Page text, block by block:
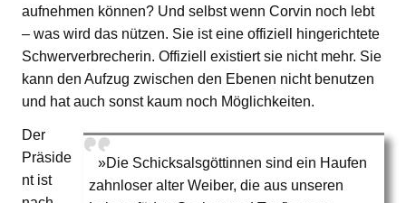
aufnehmen können? Und selbst wenn Corvin noch lebt
– was wird das nützen. Sie ist eine offiziell hingerichtete
Schwerverbrecherin. Offiziell existiert sie nicht mehr. Sie
kann den Aufzug zwischen den Ebenen nicht benutzen
und hat auch sonst kaum noch Möglichkeiten.
»Die Schicksalsgöttinnen sind ein Haufen
zahnloser alter Weiber, die aus unseren
Der
Präside
nt ist